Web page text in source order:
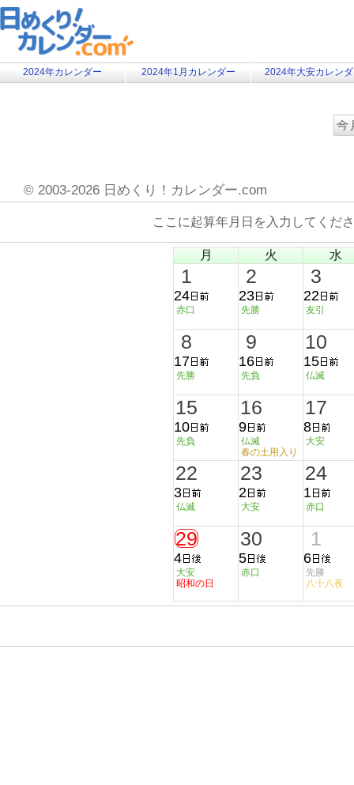
2024年カレンダー 2024年1月カレンダー 2024年大安カレン
© 2003-2026 日めくり！カレンダー.com
ここに起算年月日を入力してく
月 火 水
1
24
赤口
2
23
先勝
3
22
友引
8
17
先勝
9
16
先負
10
15
仏滅
15
10
先負
16
9
仏滅
春の土用入り
17
8
大安
22
3
仏滅
23
2
大安
24
1
赤口
29
4
大安
昭和の日
30
5
赤口
1
6
先勝
八十八夜